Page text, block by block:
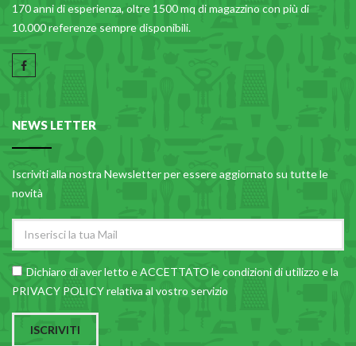
170 anni di esperienza, oltre 1500 mq di magazzino con più di
10.000 referenze sempre disponibili.
NEWS LETTER
Iscriviti alla nostra Newsletter per essere aggiornato su tutte le
novità
Dichiaro di aver letto e ACCETTATO lecondizioni di utilizzo e la
PRIVACY POLICY relativa al vostro servizio
ISCRIVITI